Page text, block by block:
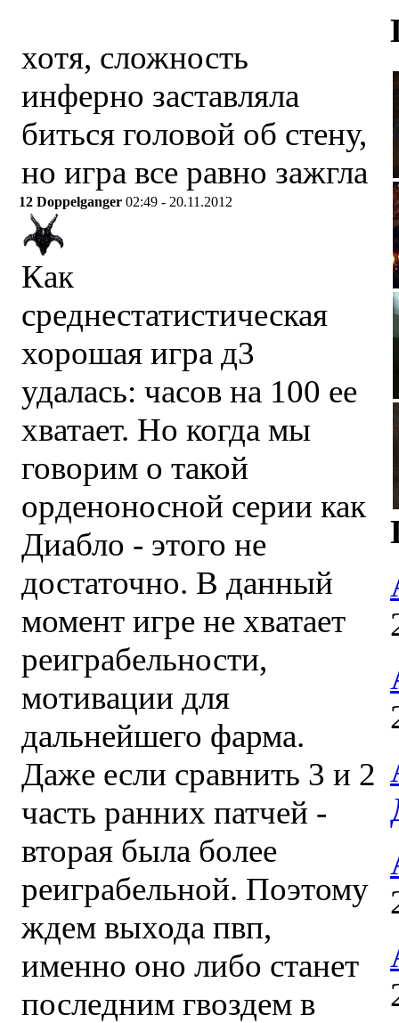
хотя, сложность
инферно заставляла
биться головой об стену,
но игра все равно зажгла
12 Doppelganger 02:49 - 20.11.2012
Как
среднестатистическая
хорошая игра д3
удалась: часов на 100 ее
хватает. Но когда мы
говорим о такой
орденоносной серии как
Диабло - этого не
достаточно. В данный
момент игре не хватает
реиграбельности,
мотивации для
дальнейшего фарма.
Даже если сравнить 3 и 2
часть ранних патчей -
вторая была более
реиграбельной. Поэтому
ждем выхода пвп,
именно оно либо станет
последним гвоздем в